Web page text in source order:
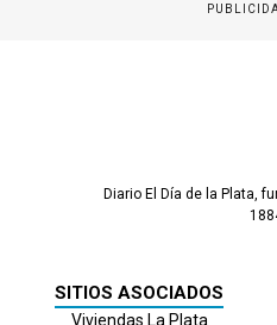
Diario El Día de la Plata,
SITIOS ASOCIADOS
Viviendas La Plata